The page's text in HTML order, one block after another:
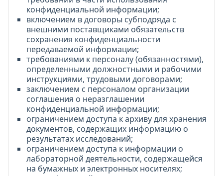
конфиденциальной информации;
включением в договоры субподряда с
внешними поставщиками обязательств
сохранения конфиденциальности
передаваемой информации;
требованиями к персоналу (обязанностями),
определенными должностными и рабочими
инструкциями, трудовыми договорами;
заключением с персоналом организации
соглашения о неразглашении
конфиденциальной информации;
ограничением доступа к архиву для хранения
документов, содержащих информацию о
результатах исследований;
ограничением доступа к информации о
лабораторной деятельности, содержащейся
на бумажных и электронных носителях;